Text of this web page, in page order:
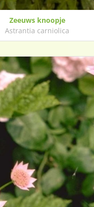
Zeeuws knoopje
Astrantia carniolica